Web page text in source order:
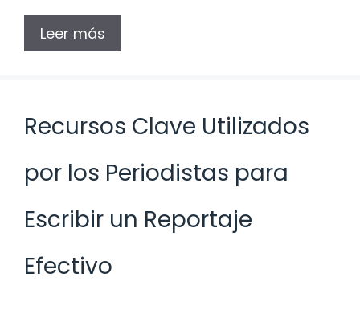
Leer más
Recursos Clave Utilizados
por los Periodistas para
Escribir un Reportaje
Efectivo